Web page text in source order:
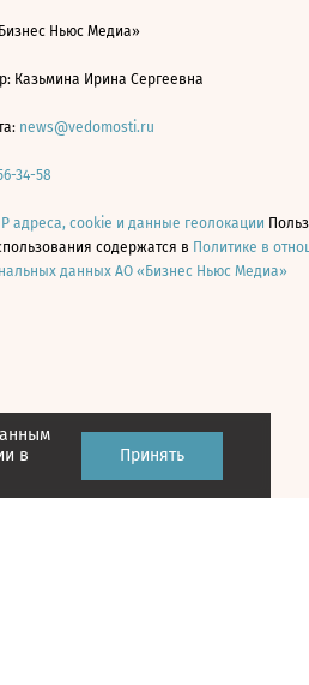
в
Принять
Ньюс Медиа»
Казьмина Ирина Сергеевна
news@vedomosti.ru
34-58
IP адреса, cookie и данные геолокации
содержатся в Политике в
данных АО «Бизнес Ньюс Медиа»